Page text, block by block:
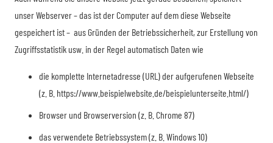
unser Webserver – das ist der Computer auf dem diese Webseite
gespeichert ist – aus Gründen der Betriebssicherheit, zur Erstellung von
Zugriffsstatistik usw. in der Regel automatisch Daten wie
die komplette Internetadresse (URL) der aufgerufenen Webseite
(z. B. https://www.beispielwebsite.de/beispielunterseite.html/)
Browser und Browserversion (z. B. Chrome 87)
das verwendete Betriebssystem (z. B. Windows 10)